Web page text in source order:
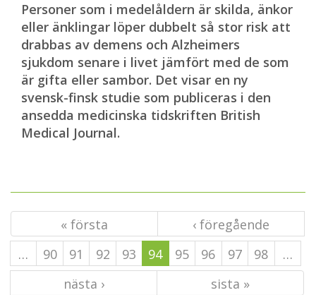
Personer som i medelåldern är skilda, änkor
eller änklingar löper dubbelt så stor risk att
drabbas av demens och Alzheimers
sjukdom senare i livet jämfört med de som
är gifta eller sambor. Det visar en ny
svensk-finsk studie som publiceras i den
ansedda medicinska tidskriften British
Medical Journal.
« första
‹ föregående
…
90 91 92 93 94 95 96 97 98
…
nästa ›
sista »